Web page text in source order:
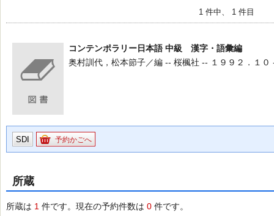
1 件中、 1 件目
コンテンポラリー日本語 中級 漢字・語彙編
奥村訓代，松本節子／編 -- 桜楓社 -- １９９２．１０
SDI 予約かごへ
所蔵
所蔵は 1 件です。現在の予約件数は 0 件です。